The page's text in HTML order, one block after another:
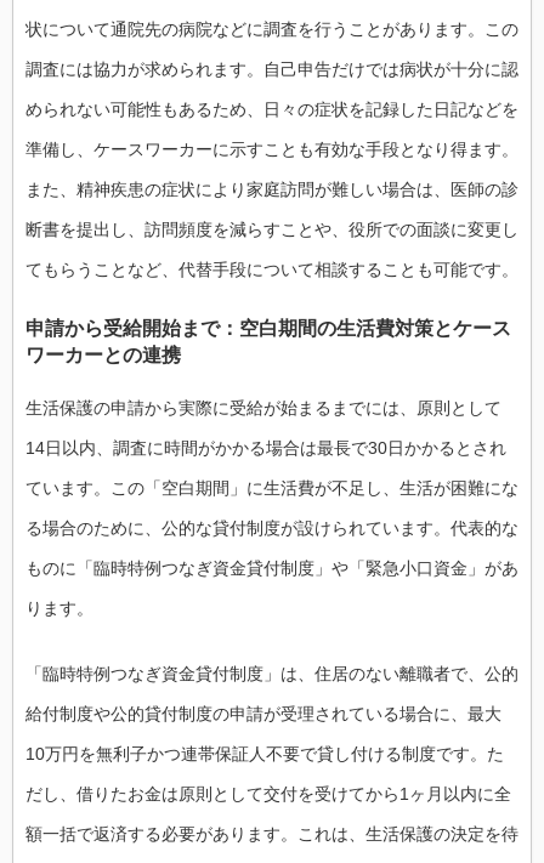
状について通院先の病院などに調査を行うことがあります。この
調査には協力が求められます。自己申告だけでは病状が十分に認
められない可能性もあるため、日々の症状を記録した日記などを
準備し、ケースワーカーに示すことも有効な手段となり得ます。
また、精神疾患の症状により家庭訪問が難しい場合は、医師の診
断書を提出し、訪問頻度を減らすことや、役所での面談に変更し
てもらうことなど、代替手段について相談することも可能です。
申請から受給開始まで：空白期間の生活費対策とケース
ワーカーとの連携
生活保護の申請から実際に受給が始まるまでには、原則として
14日以内、調査に時間がかかる場合は最長で30日かかるとされ
ています。この「空白期間」に生活費が不足し、生活が困難にな
る場合のために、公的な貸付制度が設けられています。代表的な
ものに「臨時特例つなぎ資金貸付制度」や「緊急小口資金」があ
ります。
「臨時特例つなぎ資金貸付制度」は、住居のない離職者で、公的
給付制度や公的貸付制度の申請が受理されている場合に、最大
10万円を無利子かつ連帯保証人不要で貸し付ける制度です。た
だし、借りたお金は原則として交付を受けてから1ヶ月以内に全
額一括で返済する必要があります。これは、生活保護の決定を待